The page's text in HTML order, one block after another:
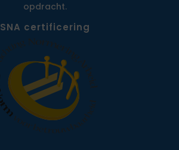
opdracht.
SNA certificering